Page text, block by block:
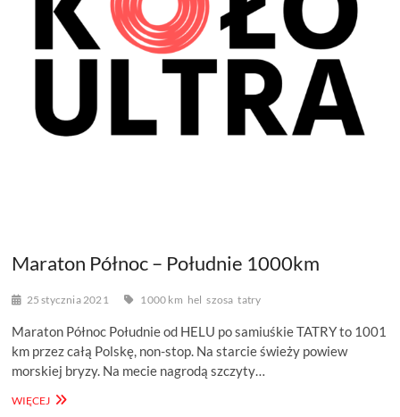
Maraton Północ – Południe 1000km
25 stycznia 2021 1000 km hel szosa tatry
Maraton Północ Południe od HELU po samiuśkie TATRY to 1001
km przez całą Polskę, non-stop. Na starcie świeży powiew
morskiej bryzy. Na mecie nagrodą szczyty…
WIĘCEJMARATON